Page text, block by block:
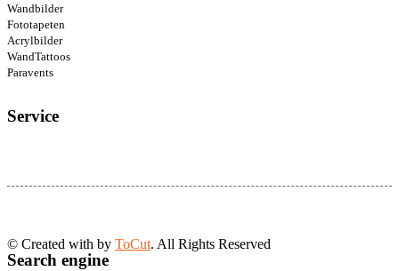
Wandbilder
Fototapeten
Acrylbilder
WandTattoos
Paravents
Service
© Created with by ToCut. All Rights Reserved
Search engine